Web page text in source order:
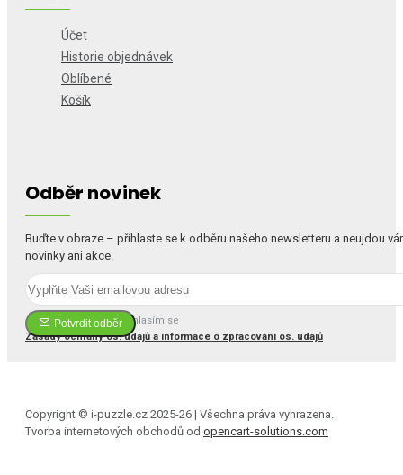
Účet
Historie objednávek
Oblíbené
Košík
Odběr novinek
Buďte v obraze – přihlaste se k odběru našeho newsletteru a neujdou
novinky ani akce.
Potvrdit odběr
Četl(a) jsem a souhlasím se
Zásady ochrany os. údajů a informace o zpracování os. údajů
Copyright © i-puzzle.cz 2025-26 | Všechna práva vyhrazena.
Tvorba internetových obchodů od opencart-solutions.com